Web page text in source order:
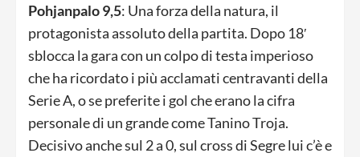
Pohjanpalo 9,5: Una forza della natura, il
protagonista assoluto della partita. Dopo 18′
sblocca la gara con un colpo di testa imperioso
che ha ricordato i più acclamati centravanti della
Serie A, o se preferite i gol che erano la cifra
personale di un grande come Tanino Troja.
Decisivo anche sul 2 a 0, sul cross di Segre lui c’è e